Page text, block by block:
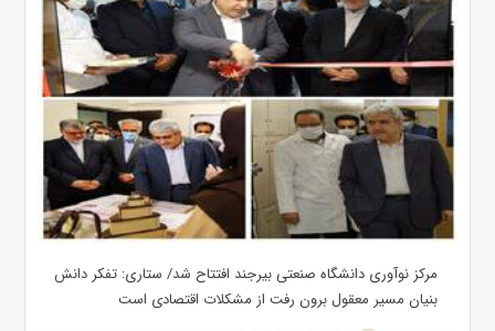
مرکز نوآوری دانشگاه صنعتی بیرجند افتتاح شد/ ستاری: تفکر دانش
بنیان مسیر معقول برون رفت از مشکلات اقتصادی است